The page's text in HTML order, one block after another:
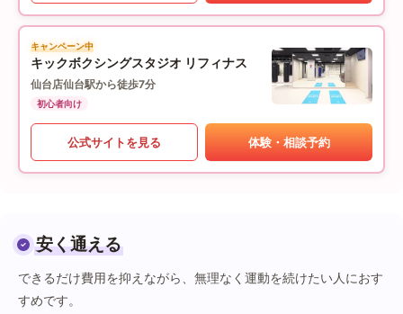
キャンペーン中
キックボクシングスタジオ リフィナス
仙台店仙台駅から徒歩7分
初心者向け
公式サイトを見る 体験・相談予約
安く通える
できるだけ費用を抑えながら、無理なく運動を続けたい人におす
すめです。